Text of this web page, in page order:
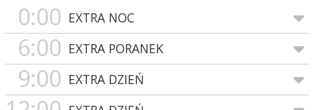
0:00 EXTRA NOC
6:00 EXTRA PORANEK
9:00 EXTRA DZIEŃ